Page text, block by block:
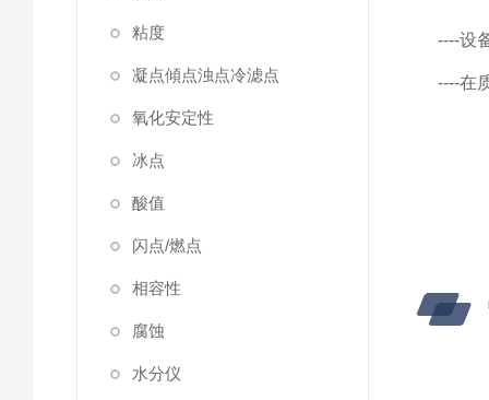
粘度
凝点傾点浊点冷滤点
氧化安定性
冰点
酸值
闪点/燃点
相容性
腐蚀
水分仪
----设
----在